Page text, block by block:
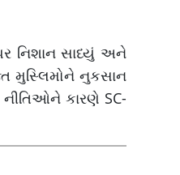
નિશાન સાધ્યું અને
મુસ્લિમોને નુકસાન
કારણે SC-